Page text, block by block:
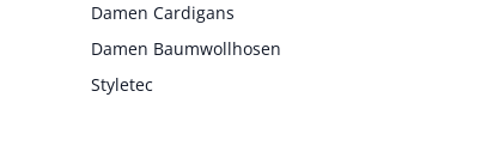
Damen Cardigans
Damen Baumwollhosen
Styletec